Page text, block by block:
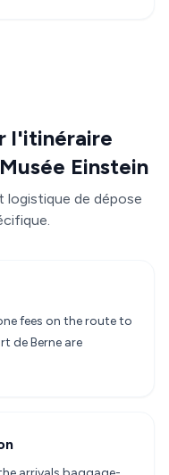
l'itinéraire
Einstein
logistique de dépose
fees on the route to
de Berne are